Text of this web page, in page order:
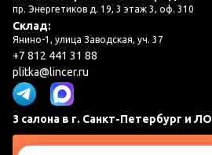
пр. Энергетиков д. 19, 3 этаж 3, оф. 310
Склад:
Янино-1, улица Заводская, уч. 37
+7 812 441 31 88
plitka@lincer.ru
3 салона в г. Санкт-Петербург и ЛО